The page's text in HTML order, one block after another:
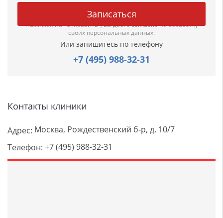
Нажимая на "Отправить", вы даетесогласиена обработку
своих персональных данных.
Или запишитесь по телефону
+7 (495) 988-32-31
Контакты клиники
Адрес: Москва, Рождественский б-р, д. 10/7
Телефон: +7 (495) 988-32-31